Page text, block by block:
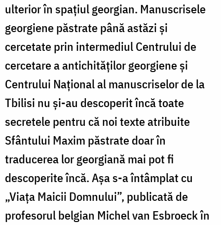
ulterior în spaţiul georgian. Manuscrisele
georgiene păstrate până astăzi şi
cercetate prin intermediul Centrului de
cercetare a antichităţilor georgiene şi
Centrului Naţional al manuscriselor de la
Tbilisi nu şi-au descoperit încă toate
secretele pentru că noi texte atribuite
Sfântului Maxim păstrate doar în
traducerea lor georgiană mai pot fi
descoperite încă. Aşa s-a întâmplat cu
„Viaţa Maicii Domnului”, publicată de
profesorul belgian Michel van Esbroeck în